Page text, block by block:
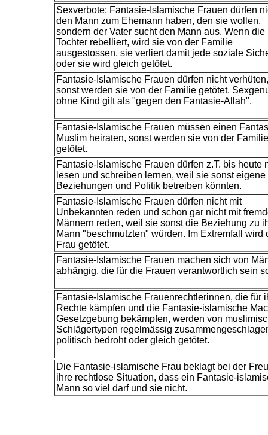
Sexverbote: Fantasie-Islamische Frauen dürfen
den Mann zum Ehemann haben, den sie wollen,
sondern der Vater sucht den Mann aus. Wenn die
Tochter rebelliert, wird sie von der Familie
ausgestossen, sie verliert damit jede soziale
oder sie wird gleich getötet.
Fantasie-Islamische Frauen dürfen nicht verhüten,
sonst werden sie von der Familie getötet.
ohne Kind gilt als "gegen den Fantasie-Allah".
Fantasie-Islamische Frauen müssen einen
Muslim heiraten, sonst werden sie von der Familie
getötet.
Fantasie-Islamische Frauen dürfen z.T. bis heute
lesen und schreiben lernen, weil sie sonst eigene
Beziehungen und Politik betreiben könnten.
Fantasie-Islamische Frauen dürfen nicht mit
Unbekannten reden und schon gar nicht mit
Männern reden, weil sie sonst die Beziehung zu
Mann "beschmutzten" würden. Im Extremfall wird
Frau getötet.
Fantasie-Islamische Frauen machen sich von
abhängig, die für die Frauen verantwortlich sein
Fantasie-Islamische Frauenrechtlerinnen, die für
Rechte kämpfen und die Fantasie-islamische
Gesetzgebung bekämpfen, werden von
Schlägertypen regelmässig
politisch bedroht oder gleich getötet.
Die Fantasie-islamische Frau beklagt bei der
ihre rechtlose Situation, dass ein Fantasie-
Mann so viel darf und sie nicht.